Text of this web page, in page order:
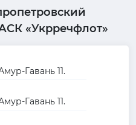
«Укрречфлот»
Гавань 11.
Гавань 11.